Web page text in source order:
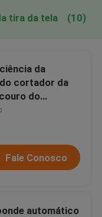
tira da tela (10)
da
cortador da
do
Fale Conosco
automático